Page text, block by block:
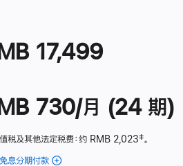
17,499
730/月 (24 期)
税及其他法定税费：约 RMB 2,023脚
‡。
息分期付款 (Studio